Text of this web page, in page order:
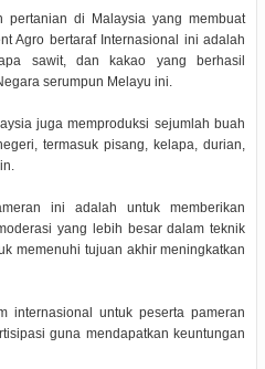
pertanian di Malaysia yang membuat
Agro bertaraf Internasional ini adalah
sawit, dan kakao yang berhasil
serumpun Melayu ini.
juga memproduksi sejumlah buah
termasuk pisang, kelapa, durian,
ini adalah untuk memberikan
yang lebih besar dalam teknik
memenuhi tujuan akhir meningkatkan
internasional untuk peserta pameran
guna mendapatkan keuntungan